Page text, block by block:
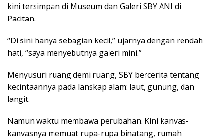
kini tersimpan di Museum dan Galeri SBY ANI di
Pacitan.
“Di sini hanya sebagian kecil,” ujarnya dengan rendah
hati, “saya menyebutnya galeri mini.”
Menyusuri ruang demi ruang, SBY bercerita tentang
kecintaannya pada lanskap alam: laut, gunung, dan
langit.
Namun waktu membawa perubahan. Kini kanvas-
kanvasnya memuat rupa-rupa binatang, rumah